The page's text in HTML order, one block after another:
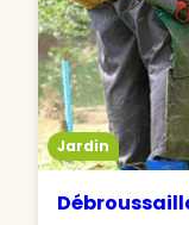
Jardin